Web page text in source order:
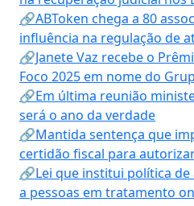
🔗ABToken chega a 80
influência na regulação de
🔗Janete Vaz recebe o
Foco 2025 em nome do
🔗Em última reunião
será o ano da verdade
🔗Mantida sentença que
certidão fiscal para
🔗Lei que institui política de
a pessoas em tratamento